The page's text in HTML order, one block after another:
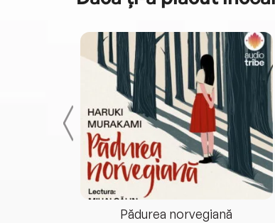
Pădurea norvegiană